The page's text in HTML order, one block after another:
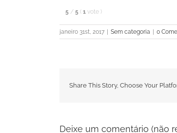
5 / 5 ( 1 vote )
janeiro 31st, 2017 Sem categoria 0
Share This Story, Choose Your
Deixe um comentário (não